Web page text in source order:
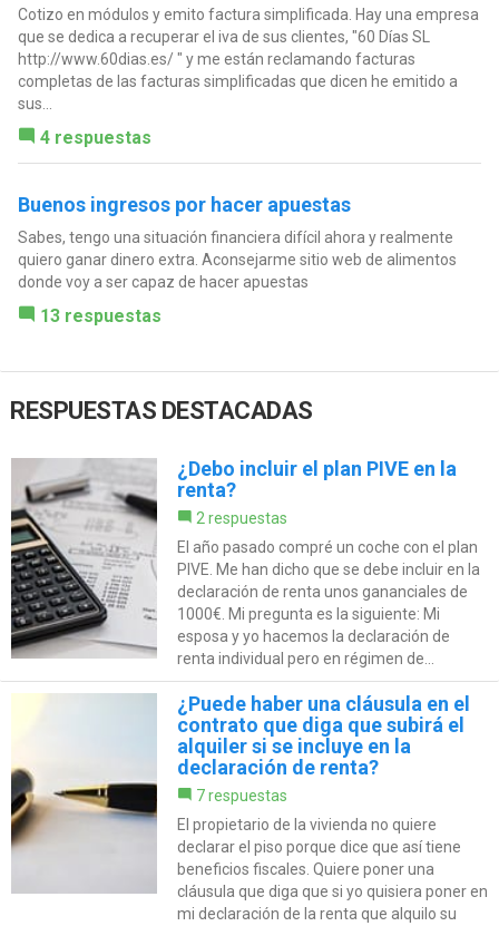
Cotizo en módulos y emito factura simplificada. Hay una empresa
que se dedica a recuperar el iva de sus clientes, "60 Días SL
http://www.60dias.es/ " y me están reclamando facturas
completas de las facturas simplificadas que dicen he emitido a
sus...
4 respuestas
Buenos ingresos por hacer apuestas
Sabes, tengo una situación financiera difícil ahora y realmente
quiero ganar dinero extra. Aconsejarme sitio web de alimentos
donde voy a ser capaz de hacer apuestas
13 respuestas
RESPUESTAS DESTACADAS
¿Debo incluir el plan PIVE en la
renta?
2 respuestas
El año pasado compré un coche con el plan
PIVE. Me han dicho que se debe incluir en la
declaración de renta unos gananciales de
1000€. Mi pregunta es la siguiente: Mi
esposa y yo hacemos la declaración de
renta individual pero en régimen de...
¿Puede haber una cláusula en el
contrato que diga que subirá el
alquiler si se incluye en la
declaración de renta?
7 respuestas
El propietario de la vivienda no quiere
declarar el piso porque dice que así tiene
beneficios fiscales. Quiere poner una
cláusula que diga que si yo quisiera poner en
mi declaración de la renta que alquilo su